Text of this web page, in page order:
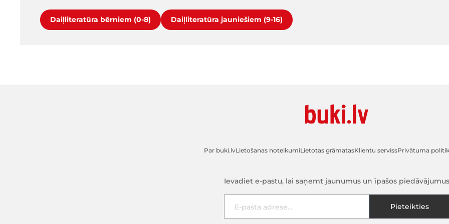
Daiļliteratūra bērniem (0-8) Daiļliteratūra jauniešiem (9-16)
Par buki.lvLietošanas noteikumiLietotas grāmatasKlientu servissPrivātuma
Ievadiet e-pastu, lai saņemt jaunumus un īpašos piedāvājumus
Pieteikties